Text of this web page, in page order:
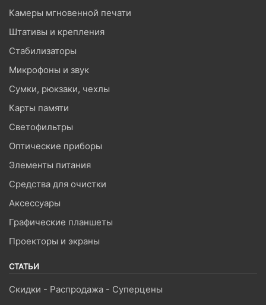
Камеры мгновенной печати
Штативы и крепления
Стабилизаторы
Микрофоны и звук
Сумки, рюкзаки, чехлы
Карты памяти
Светофильтры
Оптические приборы
Элементы питания
Средства для очистки
Аксессуары
Графические планшеты
Проекторы и экраны
СТАТЬИ
Скидки - Распродажа - Суперцены